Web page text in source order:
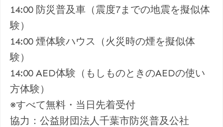
14:00 防災普及車（震度7までの地震を擬似体
験）
14:00 煙体験ハウス（火災時の煙を擬似体
験）
14:00 AED体験（もしものときのAEDの使い
方体験）
※すべて無料・当日先着受付
協力：公益財団法人千葉市防災普及公社